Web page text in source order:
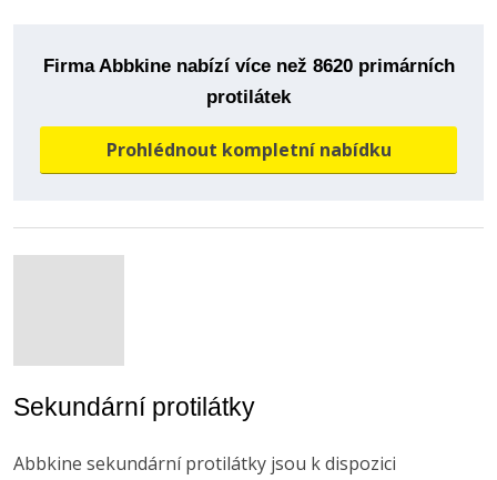
Firma Abbkine nabízí více než 8620 primárních
protilátek
Prohlédnout kompletní nabídku
Sekundární protilátky
Abbkine sekundární protilátky jsou k dispozici